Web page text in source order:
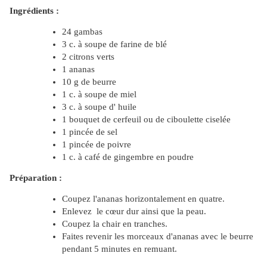
Ingrédients :
24 gambas
3 c. à soupe de farine de blé
2 citrons verts
1 ananas
10 g de beurre
1 c. à soupe de miel
3 c. à soupe d' huile
1 bouquet de cerfeuil ou de ciboulette ciselée
1 pincée de sel
1 pincée de poivre
1 c. à café de gingembre en poudre
Préparation :
Coupez l'ananas horizontalement en quatre.
Enlevez le cœur dur ainsi que la peau.
Coupez la chair en tranches.
Faites revenir les morceaux d'ananas avec le beurre
pendant 5 minutes en remuant.